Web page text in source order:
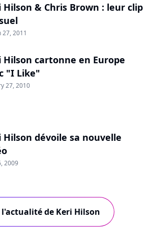
Hilson & Chris Brown : leur clip
27, 2011
Hilson cartonne en Europe
"I Like"
27, 2010
Hilson dévoile sa nouvelle
2009
l'actualité de Keri Hilson